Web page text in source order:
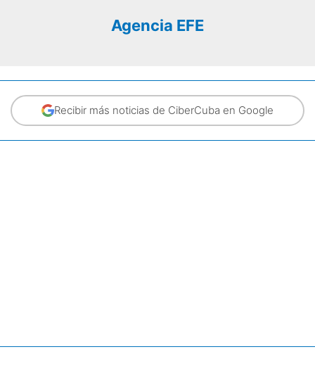
Agencia EFE
Recibir más noticias de CiberCuba en Google